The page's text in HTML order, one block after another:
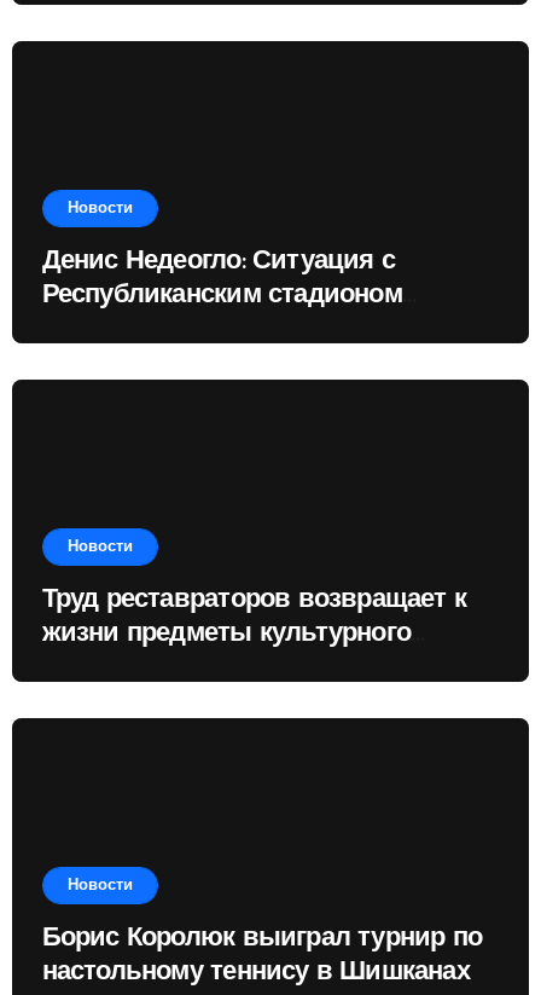
Новости
Денис Недеогло: Ситуация с
Республиканским стадионом
Новости
Труд реставраторов возвращает к
жизни предметы культурного
Новости
Борис Королюк выиграл турнир по
настольному теннису в Шишканах